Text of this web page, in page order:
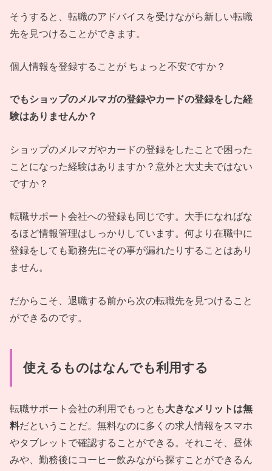
そうすると、転職のアドバイスを受けながら新しい転職
先を見つけることができます。
個人情報を登録することが ちょっと不安ですか？
でもショップのメルマガの登録やカードの登録をした経
験はありませんか？
ショップのメルマガやカードの登録をしたことで困った
ことになった経験はありますか？意外と大丈夫ではない
ですか？
転職サポート会社への登録も同じです。大手になればな
るほど情報管理はしっかりしています。何より在職中に
登録をしても勤務先にその事が漏れたりすることはあり
ません。
だからこそ、退職する前から次の転職先を見つけること
ができるのです。
使えるものはなんでも利用する
転職サポート会社の利用でもっとも大きなメリットは無
料だということだ。無料なのに多くの求人情報をスマホ
やタブレットで確認することができる。それこそ、昼休
みや、勤務後にコーヒー飲みながら探すことができるん